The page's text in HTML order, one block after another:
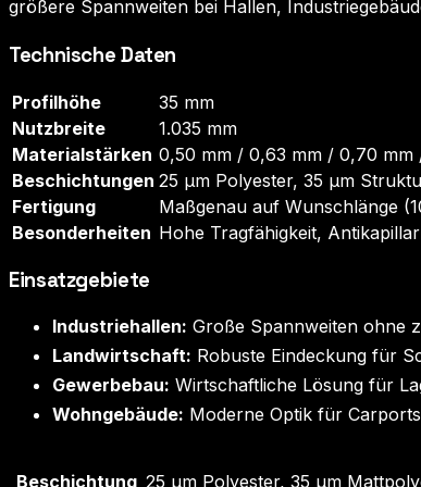
größere Spannweiten bei Hallen,
Technische Daten
Profilhöhe
35 mm
Nutzbreite
1.035 mm
Materialstärken 0,50 mm / 0,63 mm / 0,70 mm
Beschichtungen 25 µm Polyester, 35 µm
Fertigung
Maßgenau auf Wunschlänge
Besonderheiten Hohe Tragfähigkeit,
Einsatzgebiete
Industriehallen: Große Spannweiten ohne
Landwirtschaft: Robuste Eindeckung für
Gewerbebau: Wirtschaftliche Lösung für
Wohngebäude: Moderne Optik für
Beschichtung 25 µm Polyester, 35 µm